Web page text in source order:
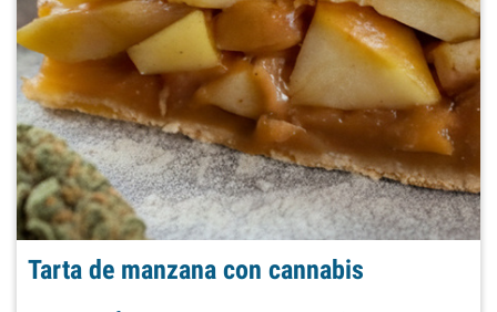
Tarta de manzana con cannabis